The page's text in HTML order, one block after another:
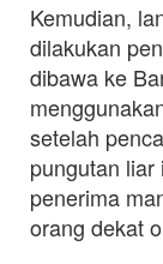
Kemudian,
dilakukan
dibawa ke
setelah
pungutan
penerima
orang dekat